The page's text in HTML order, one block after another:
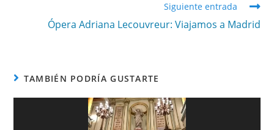
Siguiente entrada
Ópera Adriana Lecouvreur: Viajamos a Madrid
TAMBIÉN PODRÍA GUSTARTE